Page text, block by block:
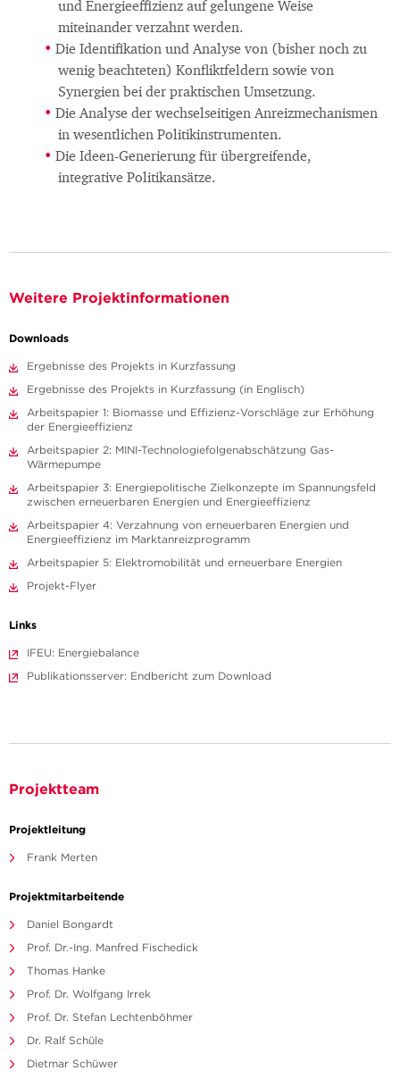
und Energieeffizienz auf gelungene Weise
miteinander verzahnt werden.
Die Identifikation und Analyse von (bisher noch zu
wenig beachteten) Konfliktfeldern sowie von
Synergien bei der praktischen Umsetzung.
Die Analyse der wechselseitigen Anreizmechanismen
in wesentlichen Politikinstrumenten.
Die Ideen-Generierung für übergreifende,
integrative Politikansätze.
Weitere Projektinformationen
Downloads
Ergebnisse des Projekts in Kurzfassung
Ergebnisse des Projekts in Kurzfassung (in Englisch)
Arbeitspapier 1: Biomasse und Effizienz-Vorschläge zur Erhöhung
der Energieeffizienz
Arbeitspapier 2: MINI-Technologiefolgenabschätzung Gas-
Wärmepumpe
Arbeitspapier 3: Energiepolitische Zielkonzepte im Spannungsfeld
zwischen erneuerbaren Energien und Energieeffizienz
Arbeitspapier 4: Verzahnung von erneuerbaren Energien und
Energieeffizienz im Marktanreizprogramm
Arbeitspapier 5: Elektromobilität und erneuerbare Energien
Projekt-Flyer
Links
IFEU: Energiebalance
Publikationsserver: Endbericht zum Download
Projektteam
Projektleitung
Frank Merten
Projektmitarbeitende
Daniel Bongardt
Prof. Dr.-Ing. Manfred Fischedick
Thomas Hanke
Prof. Dr. Wolfgang Irrek
Prof. Dr. Stefan Lechtenböhmer
Dr. Ralf Schüle
Dietmar Schüwer